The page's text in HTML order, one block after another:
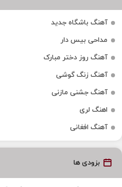
آهنگ باشگاه جدید
مداحی بیس دار
آهنگ روز دختر مبارک
آهنگ زنگ گوشی
آهنگ جشنی مازنی
اهنگ لری
آهنگ افغانی
بزودی ها